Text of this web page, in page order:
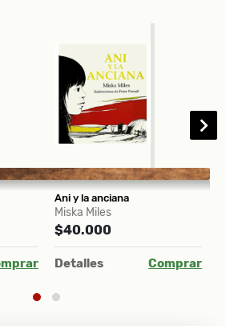
Ani y la anciana
Miska Miles
$40.000
Detalles Comprar